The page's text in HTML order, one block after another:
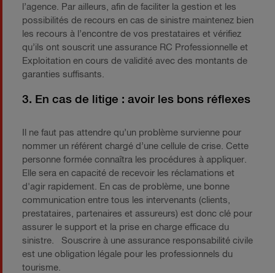
l’agence. Par ailleurs, afin de faciliter la gestion et les
possibilités de recours en cas de sinistre maintenez bien
les recours à l’encontre de vos prestataires et vérifiez
qu’ils ont souscrit une assurance RC Professionnelle et
Exploitation en cours de validité avec des montants de
garanties suffisants.
3. En cas de litige : avoir les bons réflexes
Il ne faut pas attendre qu’un problème survienne pour
nommer un référent chargé d’une cellule de crise. Cette
personne formée connaîtra les procédures à appliquer.
Elle sera en capacité de recevoir les réclamations et
d'agir rapidement. En cas de problème, une bonne
communication entre tous les intervenants (clients,
prestataires, partenaires et assureurs) est donc clé pour
assurer le support et la prise en charge efficace du
sinistre. Souscrire à une assurance responsabilité civile
est une obligation légale pour les professionnels du
tourisme.